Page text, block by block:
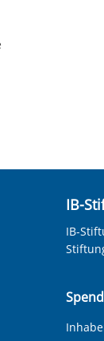
sind. Diese
IB-
IB-